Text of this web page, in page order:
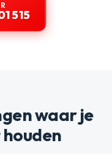
515
waar je